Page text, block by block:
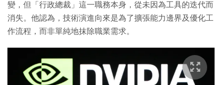
變，但「行政總裁」這一職務本身，從未因為工具的迭代而
消失。他認為，技術演進向來是為了擴張能力邊界及優化工
作流程，而非單純地抹除職業需求。